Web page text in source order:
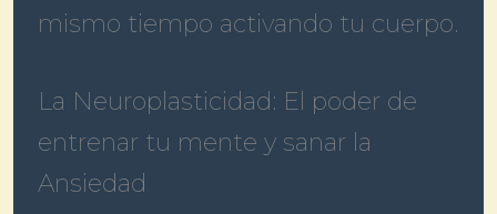
mismo tiempo activando tu cuerpo.
La Neuroplasticidad: El poder de
entrenar tu mente y sanar la
Ansiedad